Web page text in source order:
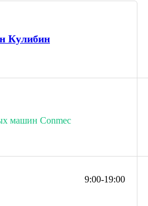
Кулибин
машин Conmec
9:00-19:00